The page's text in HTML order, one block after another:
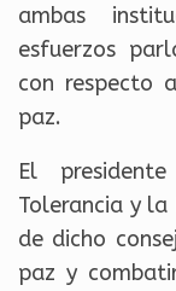
ambas
esfuerzos
con respecto
paz.
El
Tolerancia y
de dicho
paz y